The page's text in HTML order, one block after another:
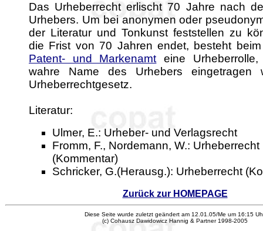
Das Urheberrecht erlischt 70 Jahre nach
Urhebers. Um bei anonymen oder
der Literatur und Tonkunst feststellen zu
die Frist von 70 Jahren endet, besteht
Patent- und Markenamt eine
wahre Name des Urhebers
Urheberrechtgesetz.
Literatur:
Ulmer, E.: Urheber- und Verlagsrecht
Fromm, F., Nordemann, W.: Urheberrecht
(Kommentar)
Schricker, G.(Herausg.): Urheberrecht
Zurück zur HOMEPAGE
Diese Seite wurde zuletzt geändert am 12.01.05/Me um 16:15
(c) Cohausz Dawidowicz Hannig & Partner 1998-2005